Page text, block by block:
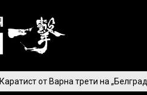
Каратист от Варна трети на